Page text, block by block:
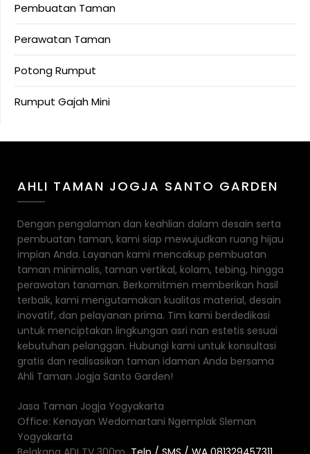
Pembuatan Taman
Perawatan Taman
Potong Rumput
Rumput Gajah Mini
AHLI TAMAN JOGJA SANTO GARDEN
Dengan pengalaman dan keahlian dalam desain serta
pembuatan taman, kami siap mewujudkan ruang hijau
impian Anda. Layanan kami mencakup pembuatan
taman minimalis, taman vertikal, kolam, tebing, hingga
perawatan tanaman. Berkomitmen memberikan hasil
terbaik, kami mengutamakan kualitas material, desain
inovatif, dan pelayanan prima. Tim kami berdedikasi
untuk menciptakan lingkungan asri nan estetis sesuai
kebutuhan pelanggan. Hubungi kami untuk konsultasi
gratis dan realisasikan taman idaman Anda bersama
Ahli Taman Jogja Santo Garden!
Jasa Taman Jogja Yogyakarta
Office: Kenayan Wedomartani Ngemplak Sleman
Yogyakarta